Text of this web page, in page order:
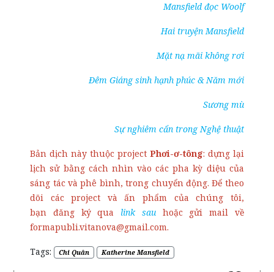
Mansfield đọc Woolf
Hai truyện Mansfield
Mặt nạ mãi không rơi
Đêm Giáng sinh hạnh phúc & Năm mới
Sương mù
Sự nghiêm cẩn trong Nghệ thuật
Bản dịch này thuộc project Phơi-ơ-tông: dựng lại
lịch sử bằng cách nhìn vào các pha kỳ diệu của
sáng tác và phê bình, trong chuyển động. Để theo
dõi các project và ấn phẩm của chúng tôi,
bạn đăng ký qua link sau hoặc gửi mail về
formapubli.vitanova@gmail.com.
Tags: Chi Quân Katherine Mansfield